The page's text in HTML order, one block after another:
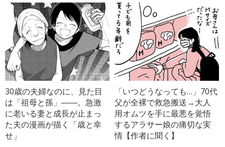
30歳の夫婦なのに、見た目
は「祖母と孫」――。急激
に老いる妻と成長が止まっ
た夫の漫画が描く「歳と幸
せ」
「いつどうなっても…」70代
父が全裸で救急搬送→大人
用オムツを手に最悪を覚悟
するアラサー娘の痛切な実
情【作者に聞く】